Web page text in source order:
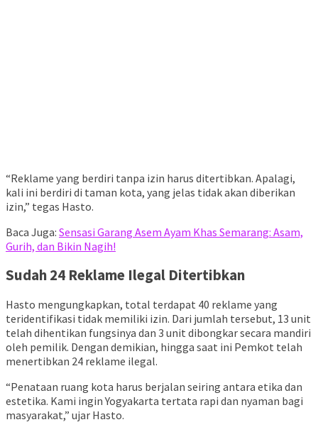
“Reklame yang berdiri tanpa izin harus ditertibkan. Apalagi,
kali ini berdiri di taman kota, yang jelas tidak akan diberikan
izin,” tegas Hasto.
Baca Juga: Sensasi Garang Asem Ayam Khas Semarang: Asam,
Gurih, dan Bikin Nagih!
Sudah 24 Reklame Ilegal Ditertibkan
Hasto mengungkapkan, total terdapat 40 reklame yang
teridentifikasi tidak memiliki izin. Dari jumlah tersebut, 13 unit
telah dihentikan fungsinya dan 3 unit dibongkar secara mandiri
oleh pemilik. Dengan demikian, hingga saat ini Pemkot telah
menertibkan 24 reklame ilegal.
“Penataan ruang kota harus berjalan seiring antara etika dan
estetika. Kami ingin Yogyakarta tertata rapi dan nyaman bagi
masyarakat,” ujar Hasto.